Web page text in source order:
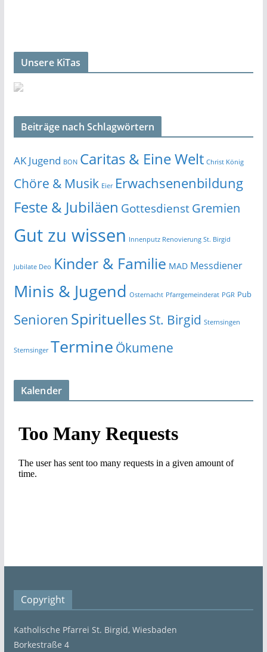
Unsere KiTas
Beiträge nach Schlagwörtern
AK Jugend BON Caritas & Eine Welt Christ König
Chöre & Musik Eier Erwachsenenbildung
Feste & Jubiläen GottesdienstGremien
Gut zu wissen Innenputz Renovierung St. Birgid
Jubilate Deo Kinder & Familie MAD Messdiener
Minis & Jugend Osternacht Pfarrgemeinderat PGR Pub
Senioren Spirituelles St. Birgid Sternsingen
Sternsinger Termine Ökumene
Kalender
Copyright
Katholische Pfarrei St. Birgid, Wiesbaden
Borkestraße 4